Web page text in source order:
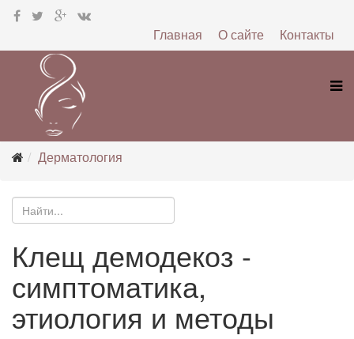
Контакты
О сайте
Главная
Дерматология
Клещ демодекоз -
симптоматика,
этиология и методы